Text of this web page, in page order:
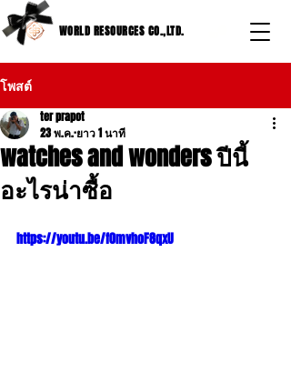
WORLD RESOURCES CO.,LTD.
โพสต์
watches and wonders ปีนี้
อะไรน่าซื้อ
ter prapot
23 พ.ค. ยาว 1 นาที
https://youtu.be/f0mvhoF8qxU